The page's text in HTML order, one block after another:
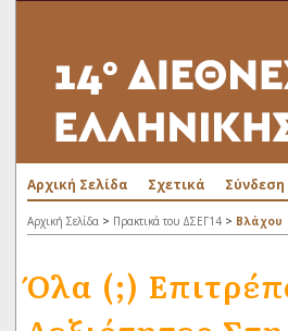
Αρχική Σελίδα Σχετικά Σύνδεση
Αρχική Σελίδα > Πρακτικά του ΔΣΕΓ14 > Βλάχου
Όλα (;)